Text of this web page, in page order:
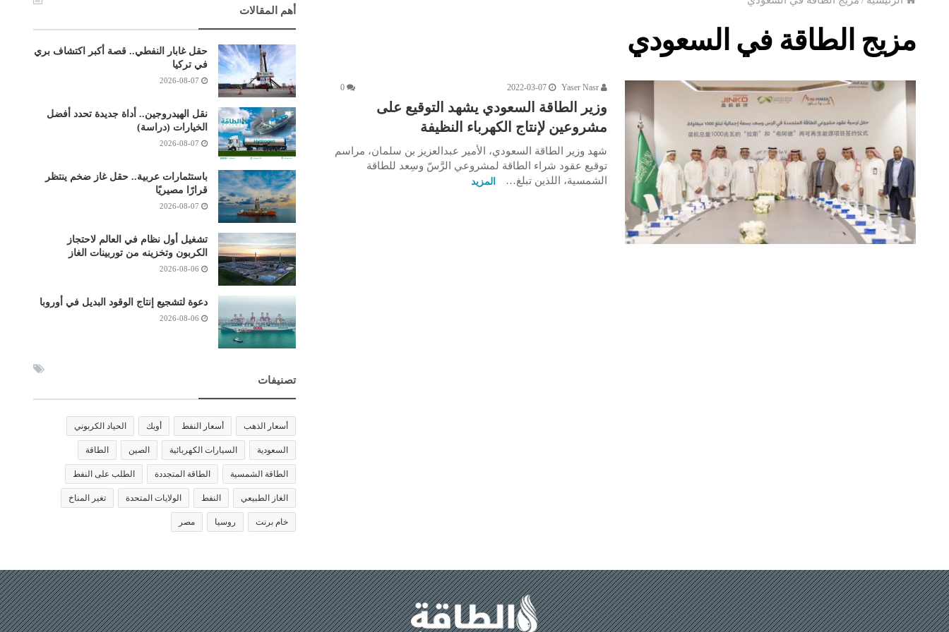
مزيج الطاقة في السعودي
Yaser Nasr
2022-03-07
0
وزير الطاقة السعودي يشهد التوقيع على
مشروعين لإنتاج الكهرباء النظيفة
شهد وزير الطاقة السعودي، الأمير عبدالعزيز بن سلمان، مراسم
توقيع عقود شراء الطاقة لمشروعي الرَّسّ وسِعد للطاقة
الشمسية، اللذين تبلغ…
المزيد
أهم المقالات
حقل غابار النفطي.. قصة أكبر اكتشاف بري
في تركيا
2026-08-07
نقل الهيدروجين.. أداة جديدة تحدد أفضل
الخيارات (دراسة)
2026-08-07
باستثمارات عربية.. حقل غاز ضخم ينتظر
قرارًا مصيريًا
2026-08-07
تشغيل أول نظام في العالم لاحتجاز
الكربون وتخزينه من توربينات الغاز
2026-08-06
دعوة لتشجيع إنتاج الوقود البديل في أوروبا
2026-08-06
تصنيفات
أسعار الذهب أسعار النفط أوبك الحياد الكربوني
السعودية السيارات الكهربائية الصين الطاقة
الطاقة الشمسية الطاقة المتجددة الطلب على النفط
الغاز الطبيعي النفط الولايات المتحدة تغير المناخ
خام برنت روسيا مصر